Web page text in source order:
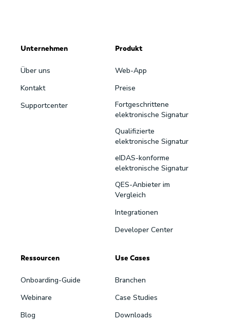
Unternehmen
Über uns
Kontakt
Supportcenter
Produkt
Web-App
Preise
Fortgeschrittene
elektronische Signatur
Qualifizierte
elektronische Signatur
eIDAS-konforme
elektronische Signatur
QES-Anbieter im
Vergleich
Integrationen
Developer Center
Ressourcen
Onboarding-Guide
Webinare
Blog
Use Cases
Branchen
Case Studies
Downloads